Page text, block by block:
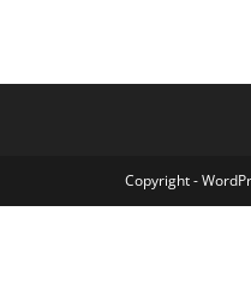
Copyright -